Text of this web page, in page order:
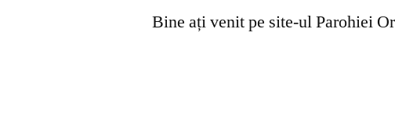
Bine ați venit pe site-ul Parohiei